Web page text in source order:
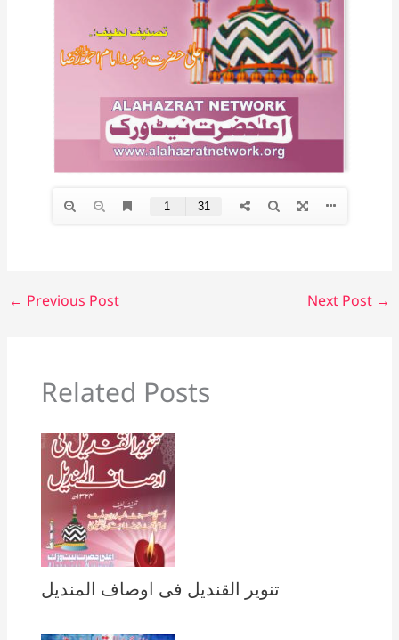
← Previous Post Next Post →
Related Posts
تنویر القندیل فی اوصاف المندیل